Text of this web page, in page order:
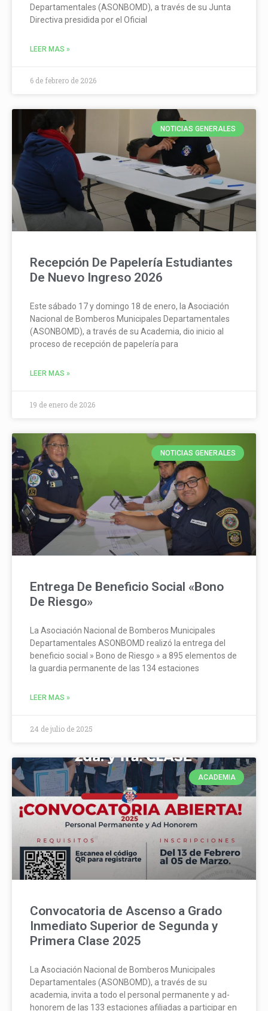
Departamentales (ASONBOMD), a través de su Junta
Directiva presidida por el Oficial
LEER MAS »
6 de febrero de 2026
NOTICIAS GENERALES
Recepción De Papelería Estudiantes
De Nuevo Ingreso 2026
Este sábado 17 y domingo 18 de enero, la Asociación
Nacional de Bomberos Municipales Departamentales
(ASONBOMD), a través de su Academia, dio inicio al
proceso de recepción de papelería para
LEER MAS »
19 de enero de 2026
NOTICIAS GENERALES
Entrega De Beneficio Social «Bono
De Riesgo»
La Asociación Nacional de Bomberos Municipales
Departamentales ASONBOMD realizó la entrega del
beneficio social » Bono de Riesgo » a 895 elementos de
la guardia permanente de las 134 estaciones
LEER MAS »
24 de julio de 2025
ACADEMIA
Convocatoria de Ascenso a Grado
Inmediato Superior de Segunda y
Primera Clase 2025
La Asociación Nacional de Bomberos Municipales
Departamentales (ASONBOMD), a través de su
academia, invita a todo el personal permanente y ad-
honorem de las 133 estaciones afiliadas a participar en